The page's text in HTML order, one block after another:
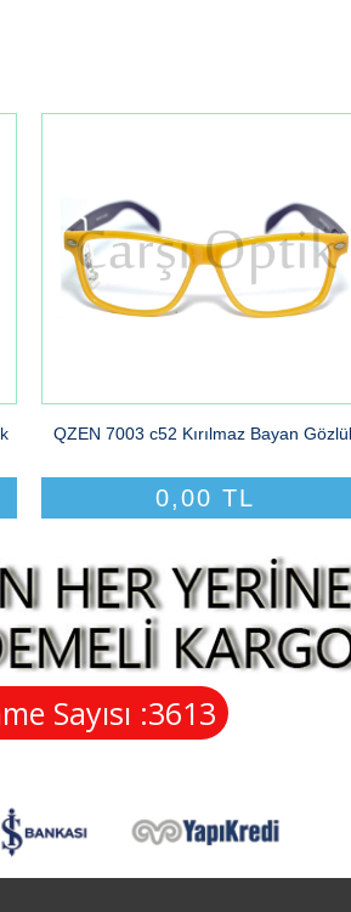
QZEN 7003 c52 Kırılmaz Bayan
0,00 TL
Sayısı :3613